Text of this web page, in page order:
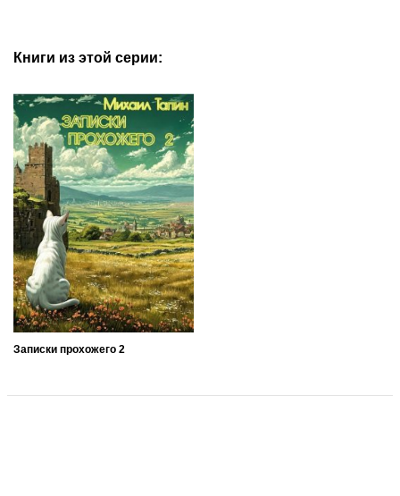
Книги из этой серии:
Записки прохожего 2